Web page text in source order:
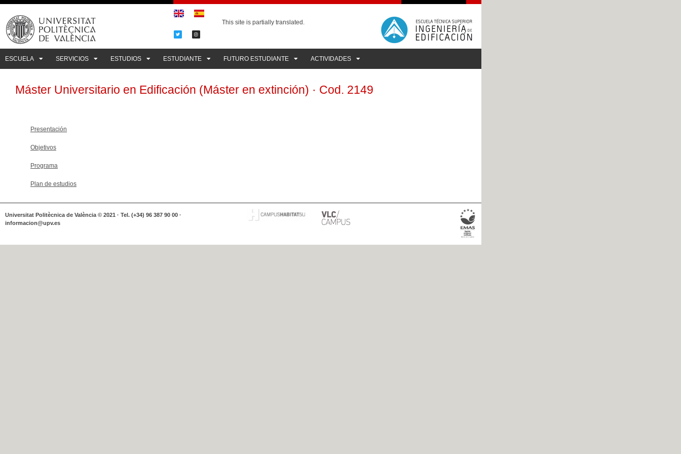
This site is partially translated.
ESCUELA SERVICIOS ESTUDIOS ESTUDIANTE FUTURO ESTUDIANTE ACTIVIDADES
Máster Universitario en Edificación (Máster en extinción) · Cod. 2149
Presentación
Objetivos
Programa
Plan de estudios
Universitat Politècnica de València © 2021 · Tel. (+34) 96 387 90 00 ·
informacion@upv.es